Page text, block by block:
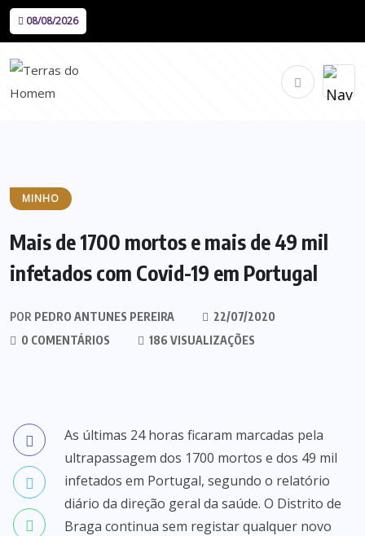
08/08/2026
MINHO
Mais de 1700 mortos e mais de 49 mil
infetados com Covid-19 em Portugal
POR PEDRO ANTUNES PEREIRA
22/07/2020
0 COMENTÁRIOS
186 VISUALIZAÇÕES
As últimas 24 horas ficaram marcadas pela
ultrapassagem dos 1700 mortos e dos 49 mil
infetados em Portugal, segundo o relatório
diário da direção geral da saúde. O Distrito de
Braga continua sem registar qualquer novo